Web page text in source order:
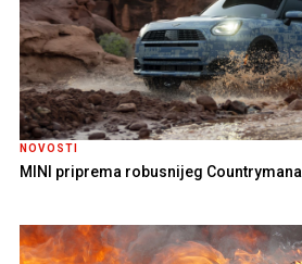
NOVOSTI
MINI priprema robusnijeg Countrymana